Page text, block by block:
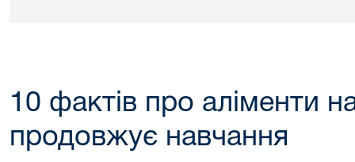
10 фактів про аліменти
продовжує навчання